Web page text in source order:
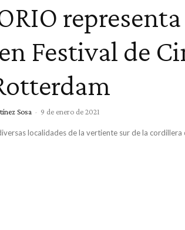
representa
Festival de
Sosa - 9 de enero de 2021
localidades de la vertiente sur de la cordillera